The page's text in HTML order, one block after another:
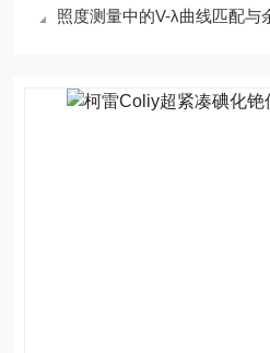
照度测量中的V-λ曲线匹配与余弦校正误差